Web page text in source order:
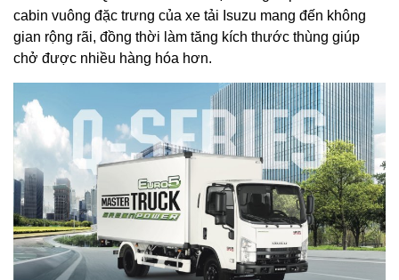
cabin vuông đặc trưng của xe tải Isuzu mang đến không
gian rộng rãi, đồng thời làm tăng kích thước thùng giúp
chở được nhiều hàng hóa hơn.